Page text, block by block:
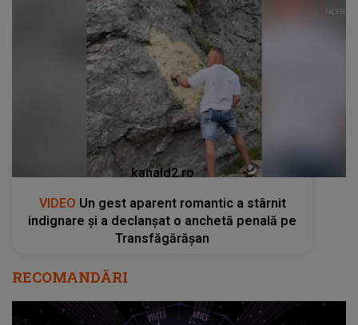
kanald2.ro
VIDEO Un gest aparent romantic a stârnit
indignare și a declanșat o anchetă penală pe
Transfăgărășan
RECOMANDĂRI